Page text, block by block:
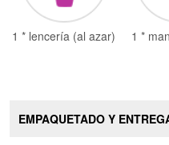
1 * lencería (al azar) 1 *
EMPAQUETADO Y